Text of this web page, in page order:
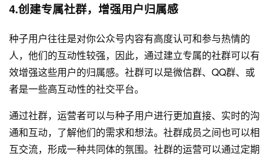
4.创建专属社群，增强用户归属感
种子用户往往是对你公众号内容有高度认可和参与热情的
人，他们的互动性较强，因此，通过建立专属的社群可以有
效增强这些用户的归属感。社群可以是微信群、QQ群、或
者是一些高互动性的社交平台。
通过社群，运营者可以与种子用户进行更加直接、实时的沟
通和互动，了解他们的需求和想法。社群成员之间也可以相
互交流，形成一种共同体的氛围。社群的运营可以通过定期